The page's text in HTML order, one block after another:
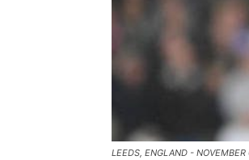
LEEDS, ENGLAND -